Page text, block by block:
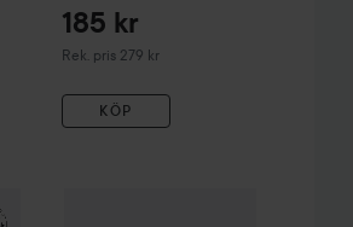
185 kr
Rek. pris 279 kr
Rekommenderat pris 279 kr
KÖP
Brown